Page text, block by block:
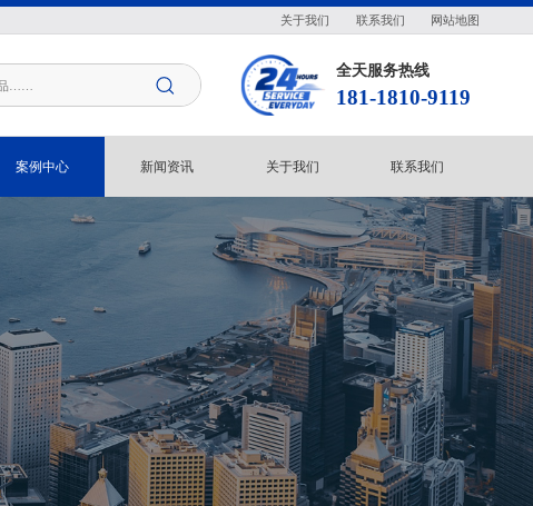
关于我们 联系我们 网站地图
全天服务热线
181-1810-9119
案例中心 新闻资讯 关于我们 联系我们